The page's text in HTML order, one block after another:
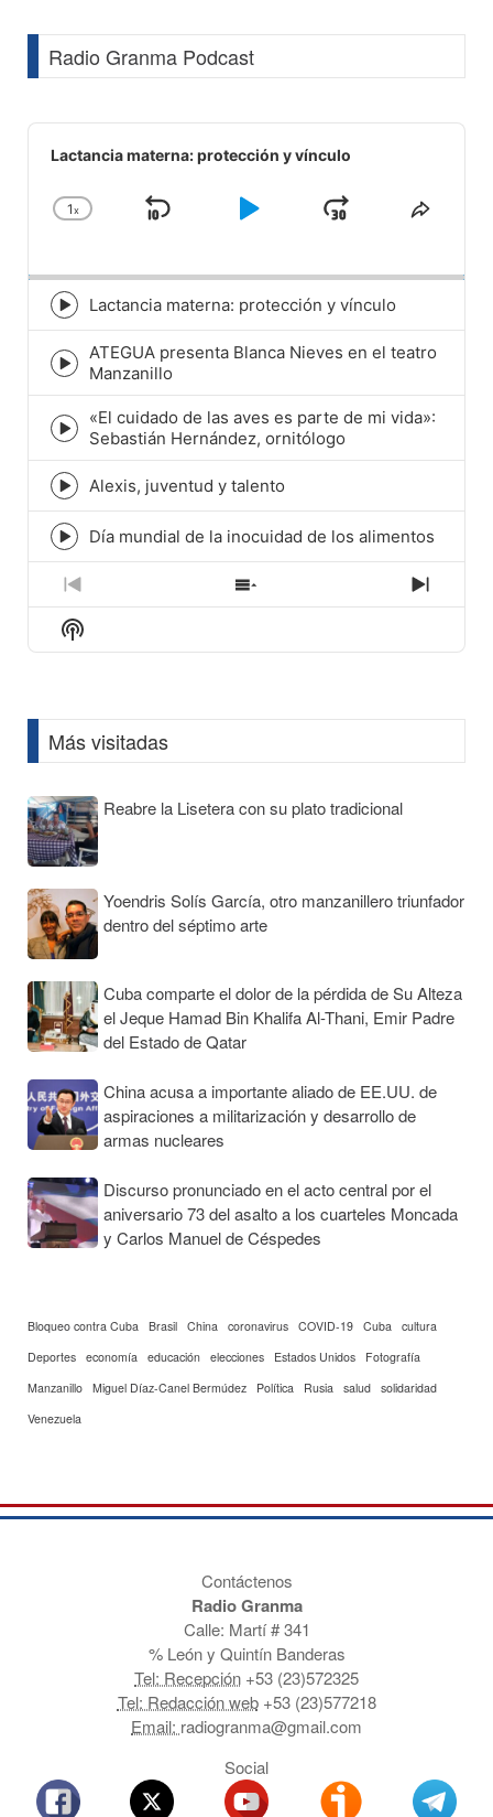
Radio Granma Podcast
Audio
Player
Lactancia materna: protección y vínculo
Change
1x
Skip
Play
JumpShare
Episode
play
icon
Lactancia materna: protección y vínculo
Episode
play
icon
ATEGUA presenta Blanca Nieves en el teatro
Manzanillo
Episode
play
icon
«El cuidado de las aves es parte de mi vida»:
Sebastián Hernández, ornitólogo
Episode
play
icon
Alexis, juventud y talento
Episode
play
icon
Día mundial de la inocuidad de los alimentos
Previous
Episode
Show
Episodes
Next
Show
Podcast
Más visitadas
Reabre la Lisetera con su plato tradicional
Yoendris Solís García, otro manzanillero triunfador
dentro del séptimo arte
Cuba comparte el dolor de la pérdida de Su Alteza
el Jeque Hamad Bin Khalifa Al-Thani, Emir Padre
del Estado de Qatar
China acusa a importante aliado de EE.UU. de
aspiraciones a militarización y desarrollo de
armas nucleares
Discurso pronunciado en el acto central por el
aniversario 73 del asalto a los cuarteles Moncada
y Carlos Manuel de Céspedes
Bloqueo contra Cuba Brasil China coronavirus COVID-19 Cuba cultura
Deportes economía educación elecciones Estados Unidos
Fotografía
Manzanillo Miguel Díaz-Canel Bermúdez Política Rusia salud solidaridad
Venezuela
Contáctenos
Radio Granma
Calle: Martí # 341
% León y Quintín Banderas
Tel: Recepción +53 (23)572325
Tel: Redacción web+53 (23)577218
Email: radiogranma@gmail.com
Social